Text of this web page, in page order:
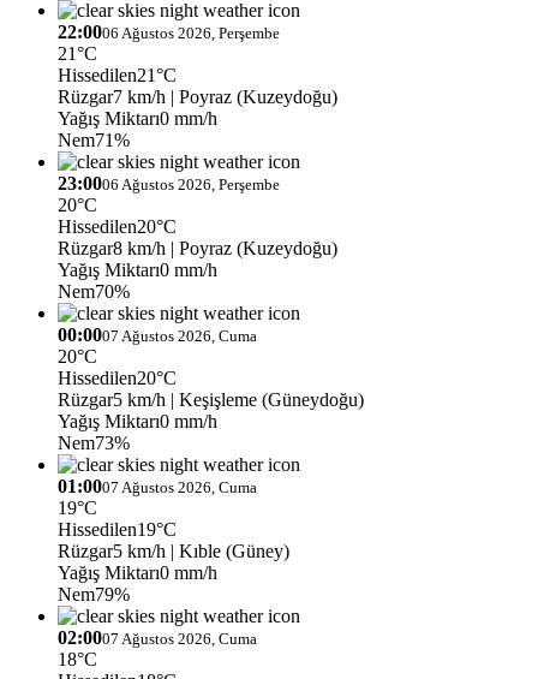
22:0006 Ağustos 2026, Perşembe
21°C
Hissedilen21°C
Rüzgar7 km/h | Poyraz (Kuzeydoğu)
Yağış Miktarı0 mm/h
Nem71%
23:0006 Ağustos 2026, Perşembe
20°C
Hissedilen20°C
Rüzgar8 km/h | Poyraz (Kuzeydoğu)
Yağış Miktarı0 mm/h
Nem70%
00:0007 Ağustos 2026, Cuma
20°C
Hissedilen20°C
Rüzgar5 km/h | Keşişleme (Güneydoğu)
Yağış Miktarı0 mm/h
Nem73%
01:0007 Ağustos 2026, Cuma
19°C
Hissedilen19°C
Rüzgar5 km/h | Kıble (Güney)
Yağış Miktarı0 mm/h
Nem79%
02:0007 Ağustos 2026, Cuma
18°C